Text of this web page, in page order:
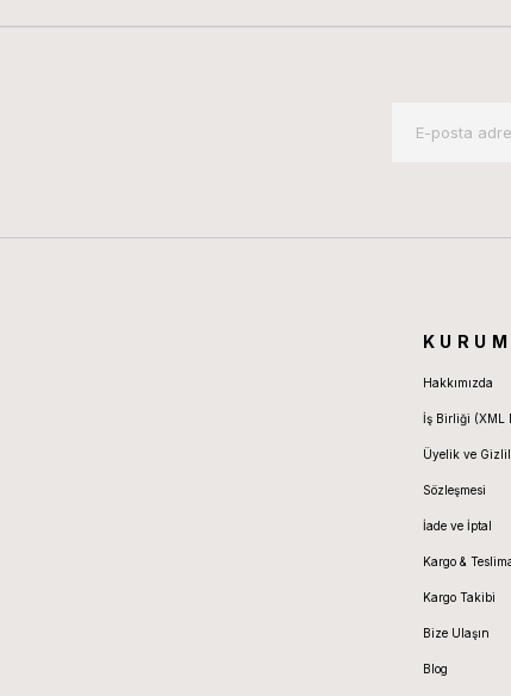
Hakkımızda
İş Birliği (XML
Üyelik ve
Sözleşmesi
İade ve İptal
Kargo &
Kargo Takibi
Bize Ulaşın
Blog